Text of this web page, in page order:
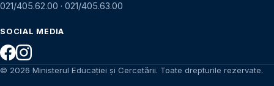
021/405.62.00 · 021/405.63.00
SOCIAL MEDIA
© 2026 Ministerul Educației și Cercetării. Toate drepturile rezervate.